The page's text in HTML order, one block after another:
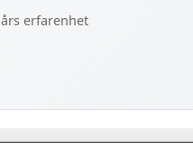
års erfarenhet